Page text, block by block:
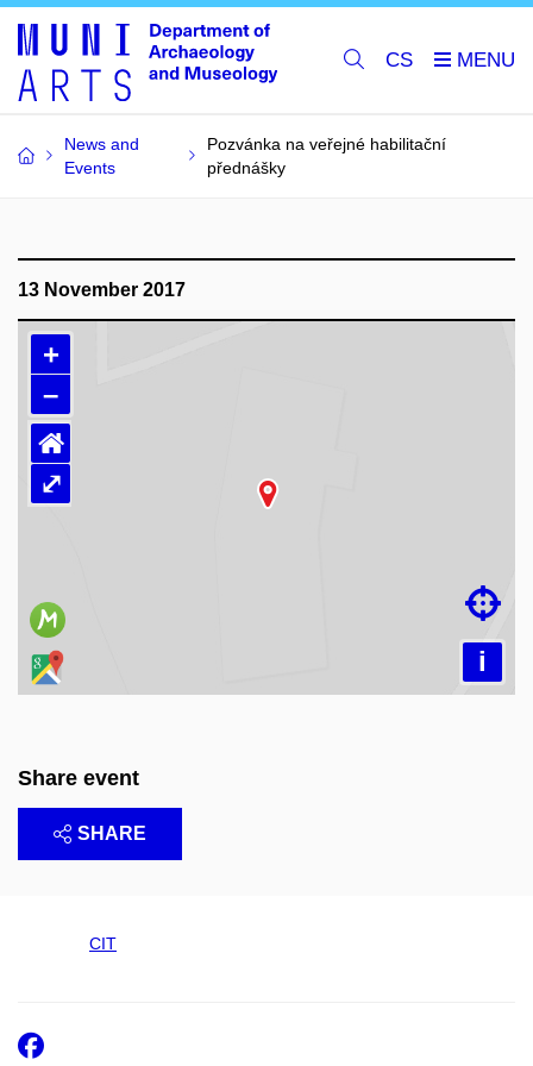
CS
News and
Events
Pozvánka na veřejné habilitační
přednášky
13 November 2017
+
–
i

⌂
⤢
Share event
SHARE
CIT
Facebook